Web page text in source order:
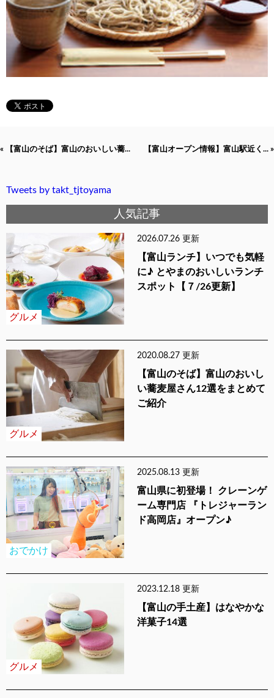
« 【富山のそば】富山のおいしい蕎... 【富山オープン情報】富山駅近く... »
Tweets by takt_tjtoyama
人気記事
グルメ
2026.07.26 更新
【富山ランチ】いつでも気軽
に♪ とやまのおいしいランチ
スポット【７/26更新】
グルメ
2020.08.27 更新
【富山のそば】富山のおいし
い蕎麦屋さん12選をまとめて
ご紹介
おでかけ
2025.08.13 更新
富山県に初登場！ クレーンゲ
ーム専門店 『トレジャーラン
ド高岡店』オープン♪
グルメ
2023.12.18 更新
【富山の手土産】はなやかな
洋菓子14選